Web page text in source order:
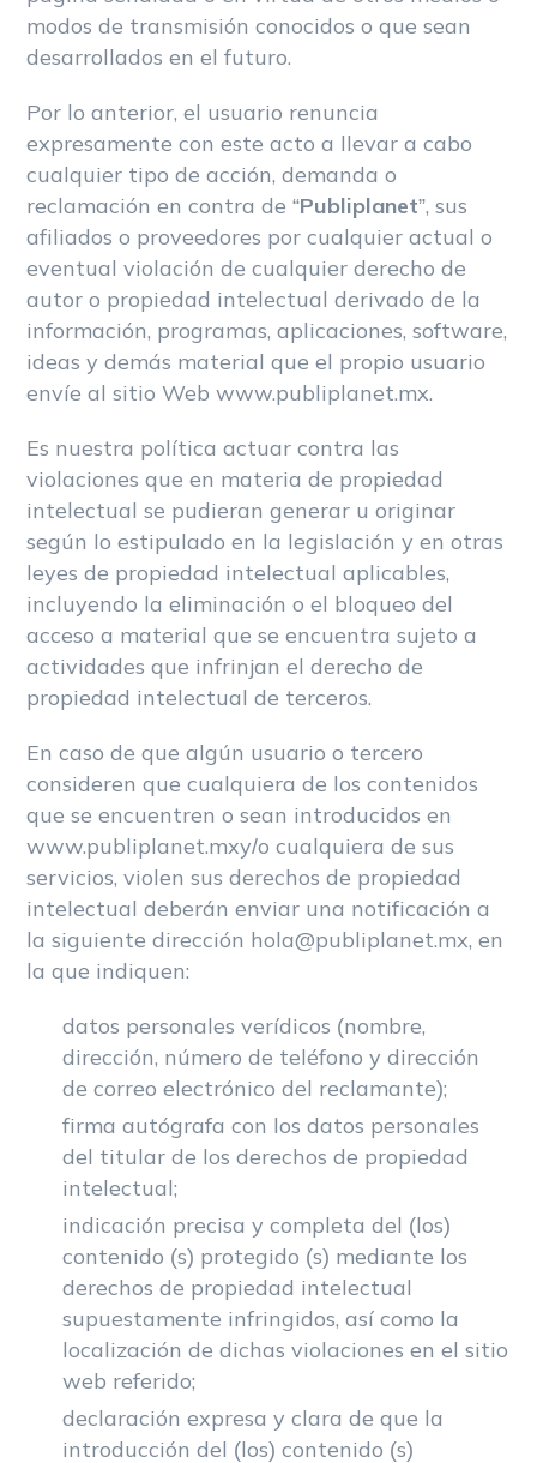
modos de transmisión conocidos o que sean
desarrollados en el futuro.
Por lo anterior, el usuario renuncia
expresamente con este acto a llevar a cabo
cualquier tipo de acción, demanda o
reclamación en contra de “Publiplanet”, sus
afiliados o proveedores por cualquier actual o
eventual violación de cualquier derecho de
autor o propiedad intelectual derivado de la
información, programas, aplicaciones, software,
ideas y demás material que el propio usuario
envíe al sitio Web www.publiplanet.mx.
Es nuestra política actuar contra las
violaciones que en materia de propiedad
intelectual se pudieran generar u originar
según lo estipulado en la legislación y en otras
leyes de propiedad intelectual aplicables,
incluyendo la eliminación o el bloqueo del
acceso a material que se encuentra sujeto a
actividades que infrinjan el derecho de
propiedad intelectual de terceros.
En caso de que algún usuario o tercero
consideren que cualquiera de los contenidos
que se encuentren o sean introducidos en
www.publiplanet.mxy/o cualquiera de sus
servicios, violen sus derechos de propiedad
intelectual deberán enviar una notificación a
la siguiente dirección hola@publiplanet.mx, en
la que indiquen:
datos personales verídicos (nombre,
dirección, número de teléfono y dirección
de correo electrónico del reclamante);
firma autógrafa con los datos personales
del titular de los derechos de propiedad
intelectual;
indicación precisa y completa del (los)
contenido (s) protegido (s) mediante los
derechos de propiedad intelectual
supuestamente infringidos, así como la
localización de dichas violaciones en el sitio
web referido;
declaración expresa y clara de que la
introducción del (los) contenido (s)